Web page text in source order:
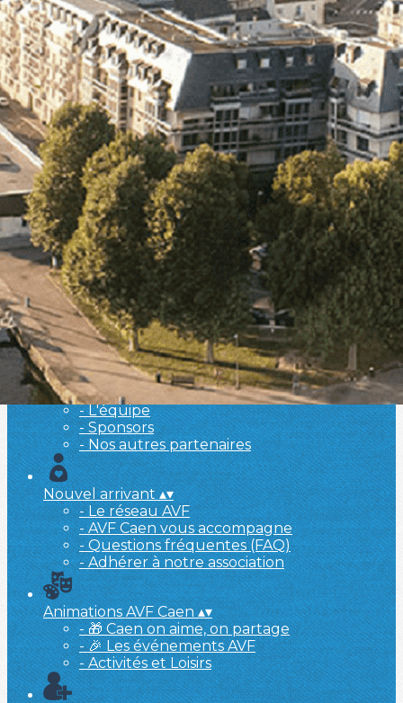
Exporter les lignes sélectionnées
Exporter toutes les colonnes
Exporter uniquement les colonnes affichées
Menu
<
>
- 🎁 Caen on aime, on partage
- 🎉 Les événements AVF
- Activités et Loisirs
Ajoutez un logo, un bouton, des réseaux sociaux
Cliquez pour éditer
L'association▴▾
- L'association
- Brochure
- L'équipe
- Sponsors
- Nos autres partenaires
Nouvel arrivant▴▾
- Le réseau AVF
- AVF Caen vous accompagne
- Questions fréquentes (FAQ)
- Adhérer à notre association
Animations AVF Caen▴▾
- 🎁 Caen on aime, on partage
- 🎉 Les événements AVF
- Activités et Loisirs